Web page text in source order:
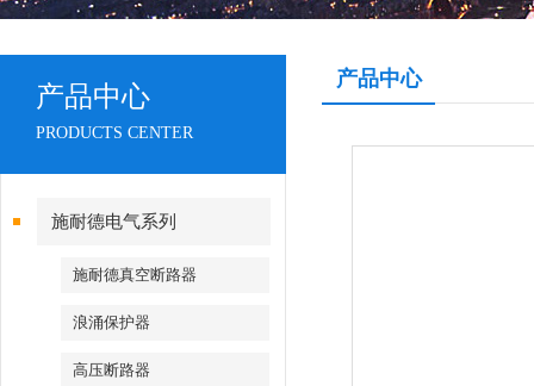
产品中心
PRODUCTS CENTER
施耐德电气系列
施耐德真空断路器
浪涌保护器
高压断路器
产品中心